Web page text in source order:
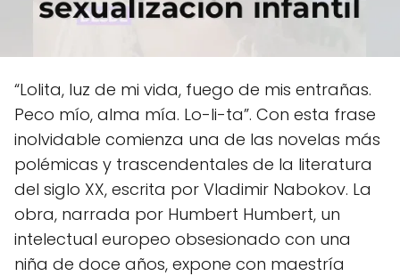
“Lolita, luz de mi vida, fuego de mis entrañas.
Peco mío, alma mía. Lo-li-ta”. Con esta frase
inolvidable comienza una de las novelas más
polémicas y trascendentales de la literatura
del siglo XX, escrita por Vladimir Nabokov. La
obra, narrada por Humbert Humbert, un
intelectual europeo obsesionado con una
niña de doce años, expone con maestría